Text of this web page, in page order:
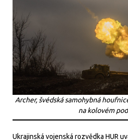
Archer, švédská samohybná
na kolovém
Ukrajinská vojenská rozvědka HUR